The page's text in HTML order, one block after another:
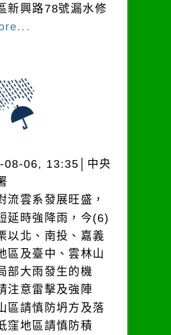
新興路78號漏水修
08-06, 13:35│中央
流雲系發展旺盛，
延時強降雨，今(6)
以北、南投、嘉義
區及臺中、雲林山
部大雨發生的機
注意雷擊及強陣
區請慎防坍方及落
窪地區請慎防積